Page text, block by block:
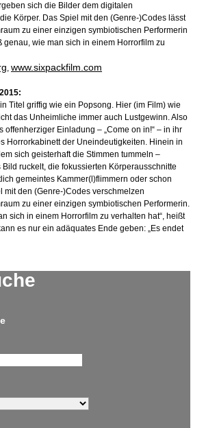
sich die Bilder dem digitalen
Körper. Das Spiel mit den (Genre-)Codes lässt
zu einer einzigen symbiotischen Performerin
genau, wie man sich in einem Horrorfilm zu
, www.sixpackfilm.com
Titel griffig wie ein Popsong. Hier (im Film) wie
das Unheimliche immer auch Lustgewinn. Also
offenherziger Einladung – „Come on in!“ – in ihr
Horrorkabinett der Uneindeutigkeiten. Hinein in
sich geisterhaft die Stimmen tummeln –
ruckelt, die fokussierten Körperausschnitte
gemeintes Kammer(l)flimmern oder schon
mit den (Genre-)Codes verschmelzen
zu einer einzigen symbiotischen Performerin.
sich in einem Horrorfilm zu verhalten hat“, heißt
es nur ein adäquates Ende geben: „Es endet